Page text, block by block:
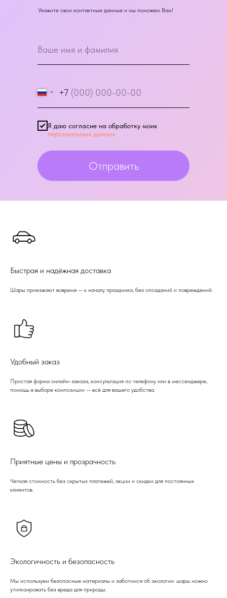
+7
Я даю согласие на обработку моих
персональных данных
Отправить
Укажите свои контактные данные и мы поможем Вам!
Быстрая и надёжная доставка
Шары приезжают вовремя — к началу праздника, без опозданий и повреждений.
Удобный заказ
Простая форма онлайн-заказа, консультация по телефону или в мессенджере,
помощь в выборе композиции — всё для вашего удобства.
Приятные цены и прозрачность
Четкая стоимость без скрытых платежей, акции и скидки для постоянных
клиентов.
Экологичность и безопасность
Мы используем безопасные материалы и заботимся об экологии: шары можно
утилизировать без вреда для природы.